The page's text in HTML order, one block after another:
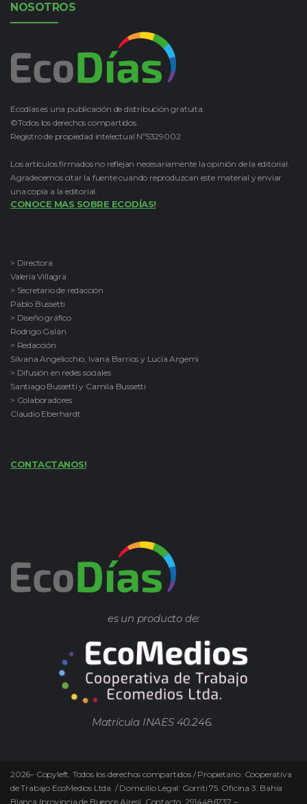
NOSOTROS
Ecodías es una publicación de distribución gratuita.
©Todos los derechos compartidos.
Registro de propiedad intelectual Nº5329002
Los artículos firmados no reflejan necesariamente la opinión de la editorial.
Agradecemos citar la fuente cuando reproduzcan este material y enviar
una copia a la editorial.
CONOCE MAS SOBRE ECODÍAS!
> Directora
Valeria Villagra
> Secretario de redacción
Pablo Bussetti
> Diseño gráfico
Rodrigo Galán
> Redacción
Silvana Angelicchio, Ivana Barrios y Lucía Argemi
> Difusión en redes sociales
Santiago Bussetti y Camila Bussetti
> Colaboradores
Claudio Eberhardt
CONTACTANOS!
es un producto de:
Matrícula INAES 40.246.
2026– Copyleft. Todos los derechos compartidos / Propietario: Cooperativa
de Trabajo EcoMedios Ltda. / Domicilio Legal: Gorriti 75. Oficina 3. Bahía
Blanca (provincia de Buenos Aires). Contacto. 2914486737 –